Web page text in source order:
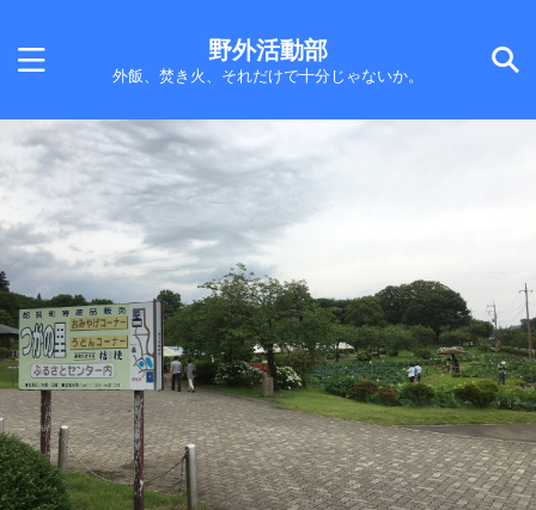
野外活動部
外飯、焚き火、それだけで十分じゃないか。